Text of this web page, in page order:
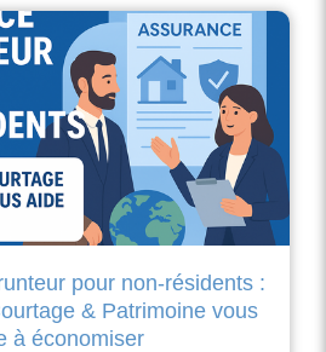
pour non-résidents :
& Patrimoine vous
à économiser